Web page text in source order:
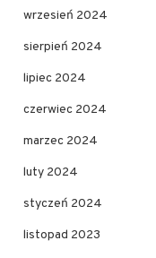
wrzesień 2024
sierpień 2024
lipiec 2024
czerwiec 2024
marzec 2024
luty 2024
styczeń 2024
listopad 2023